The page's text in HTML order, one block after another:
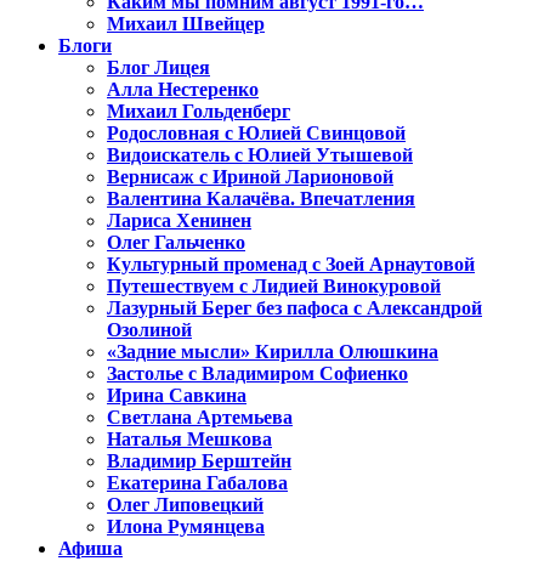
Михаил Швейцер
Блоги
Блог Лицея
Алла Нестеренко
Михаил Гольденберг
Родословная с Юлией Свинцовой
Видоискатель с Юлией Утышевой
Вернисаж с Ириной Ларионовой
Валентина Калачёва. Впечатления
Лариса Хенинен
Олег Гальченко
Культурный променад с Зоей Арнаутовой
Путешествуем с Лидией Винокуровой
Лазурный Берег без пафоса с Александрой
Озолиной
«Задние мысли» Кирилла Олюшкина
Застолье с Владимиром Софиенко
Ирина Савкина
Светлана Артемьева
Наталья Мешкова
Владимир Берштейн
Екатерина Габалова
Олег Липовецкий
Илона Румянцева
Афиша